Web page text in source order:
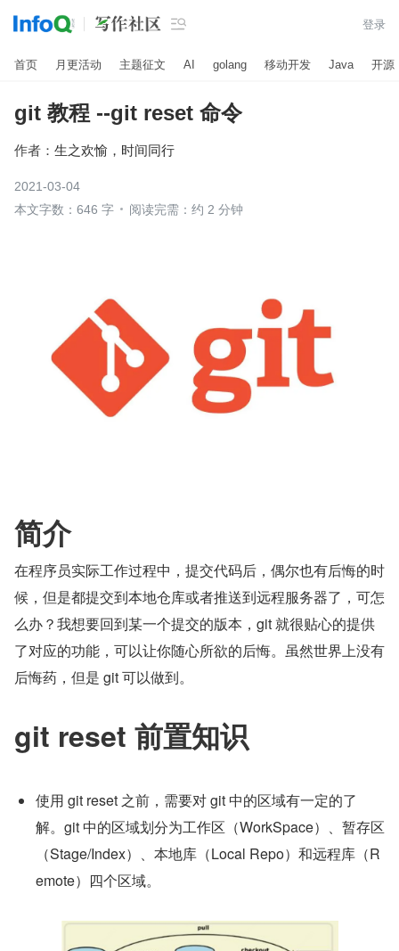
 登录
首页 月更活动 主题征文 AI golang 移动开发 Java 开源
git 教程 --git reset 命令
作者： 生之欢愉，时间同行
2021-03-04
本文字数：646 字
阅读完需：约 2 分钟
简介
在程序员实际工作过程中，提交代码后，偶尔也有后悔的时
候，但是都提交到本地仓库或者推送到远程服务器了，可怎
么办？我想要回到某一个提交的版本，git 就很贴心的提供
了对应的功能，可以让你随心所欲的后悔。虽然世界上没有
后悔药，但是 git 可以做到。
git reset 前置知识
使用 git reset 之前，需要对 git 中的区域有一定的了
解。git 中的区域划分为工作区（WorkSpace）、暂存区
（Stage/Index）、本地库（Local Repo）和远程库（R
emote）四个区域。